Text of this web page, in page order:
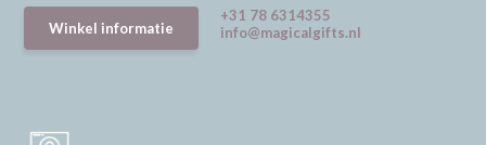
Winkel informatie
+31 78 6314355
info@magicalgifts.nl